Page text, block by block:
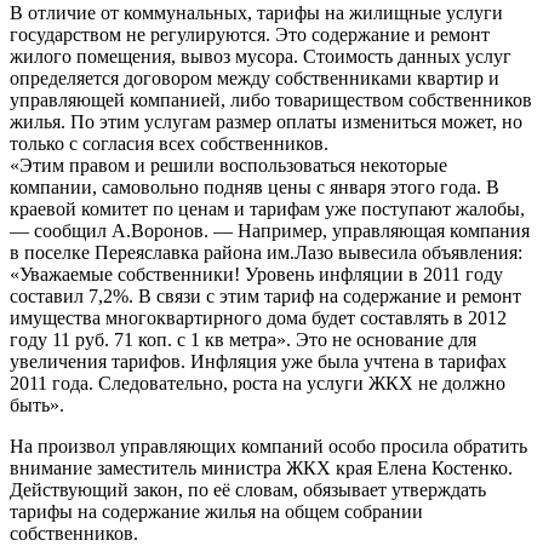
В отличие от коммунальных, тарифы на жилищные услуги
государством не регулируются. Это содержание и ремонт
жилого помещения, вывоз мусора. Стоимость данных услуг
определяется договором между собственниками квартир и
управляющей компанией, либо товариществом собственников
жилья. По этим услугам размер оплаты измениться может, но
только с согласия всех собственников.
«Этим правом и решили воспользоваться некоторые
компании, самовольно подняв цены с января этого года. В
краевой комитет по ценам и тарифам уже поступают жалобы,
— сообщил А.Воронов. — Например, управляющая компания
в поселке Переяславка района им.Лазо вывесила объявления:
«Уважаемые собственники! Уровень инфляции в 2011 году
составил 7,2%. В связи с этим тариф на содержание и ремонт
имущества многоквартирного дома будет составлять в 2012
году 11 руб. 71 коп. с 1 кв метра». Это не основание для
увеличения тарифов. Инфляция уже была учтена в тарифах
2011 года. Следовательно, роста на услуги ЖКХ не должно
быть».
На произвол управляющих компаний особо просила обратить
внимание заместитель министра ЖКХ края Елена Костенко.
Действующий закон, по её словам, обязывает утверждать
тарифы на содержание жилья на общем собрании
собственников.